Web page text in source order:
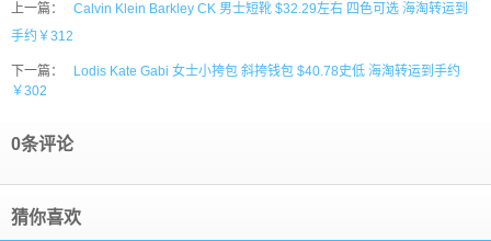
上一篇：
Calvin Klein Barkley CK 男士短靴 $32.29左右 四色可选 海淘转运到
手约￥312
下一篇：
Lodis Kate Gabi 女士小挎包 斜挎钱包 $40.78史低 海淘转运到手约
￥302
0条评论
猜你喜欢